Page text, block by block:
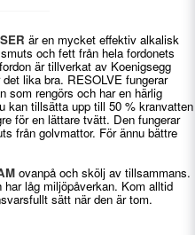
är en mycket effektiv alkalisk
och fett från hela fordonets
är tillverkat av Koenigsegg
lika bra. RESOLVE fungerar
som rengörs och har en härlig
kan tillsätta upp till 50 % kranvatten
för en lättare tvätt. Den fungerar
från golvmattor. För ännu bättre
ovanpå och skölj av tillsammans.
låg miljöpåverkan. Kom alltid
sätt när den är tom.